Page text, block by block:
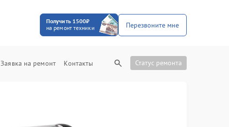
Получить 1500₽
на ремонт техники
Перезвоните мне
Заявка на ремонт Контакты Статус ремонта